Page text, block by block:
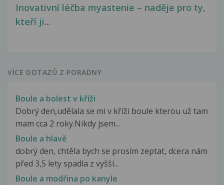
Inovativní léčba myastenie – naděje pro ty,
kteří ji...
VÍCE DOTAZŮ Z PORADNY
Boule a bolest v kříži
Dobrý den,udělala se mi v kříži boule kterou už tam
mam cca 2 roky.Nikdy jsem...
Boule a hlavě
dobrý den, chtěla bych se prosím zeptat, dcera nám
před 3,5 lety spadla z vyšší...
Boule a modřina po kanyle